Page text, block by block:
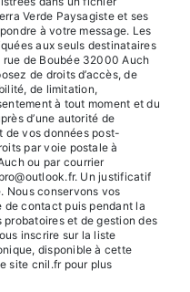
Verde Paysagiste et ses
à votre message. Les
aux seuls destinataires
de Boubée 32000 Auch
de droits d’accès, de
de limitation,
à tout moment et du
d’une autorité de
de vos données post-
par voie postale à
ou par courrier
Un justificatif
Nous conservons vos
de contact puis pendant la
et de gestion des
inscrire sur la liste
disponible à cette
site cnil.fr pour plus